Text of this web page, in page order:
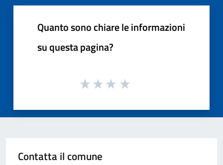
Quanto sono chiare le informazioni
su questa pagina?
Contatta il comune